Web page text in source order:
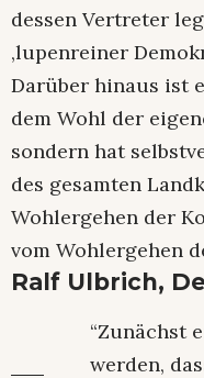
dessen Vertreter
‚lupenreiner
Darüber hinaus ist
dem Wohl der
sondern hat
des gesamten
Wohlergehen der
vom Wohlergehen
Ralf Ulbrich,
“Zunächst
werden,